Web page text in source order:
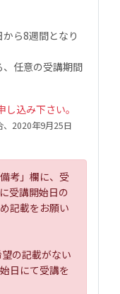
ら8週間となり
、任意の受講期間
込み下さい。
、2020年9月25日
考」欄に、受
受講開始日の
記載をお願い
の記載がない
日にて受講を